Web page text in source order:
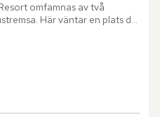
omfamnas av två
Här väntar en plats där
går hand i hand.